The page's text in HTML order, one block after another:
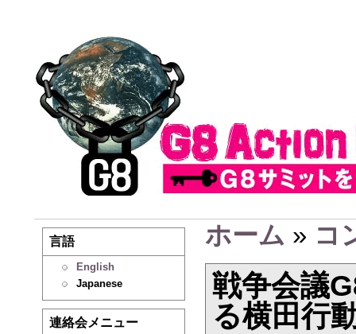
言語
English
Japanese
連絡会メニュー
ホーム » コ
戦争会議
る横田行